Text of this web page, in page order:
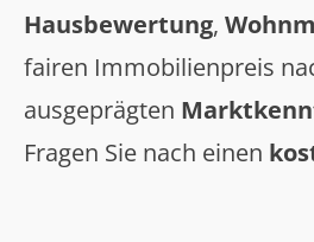
Hausbewertung,
fairen Immobilienpreis
ausgeprägten
Fragen Sie nach einen